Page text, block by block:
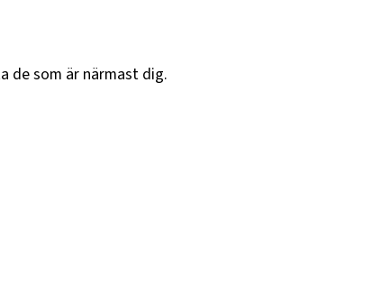
de som är närmast dig.